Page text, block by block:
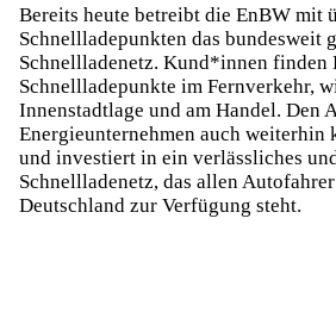
Bereits heute betreibt die EnBW mit
Schnellladepunkten das bundesweit
Schnellladenetz. Kund*innen finden
Schnellladepunkte im Fernverkehr,
Innenstadtlage und am Handel. Den
Energieunternehmen auch weiterhin
und investiert in ein verlässliches
Schnellladenetz, das allen
Deutschland zur Verfügung steht.